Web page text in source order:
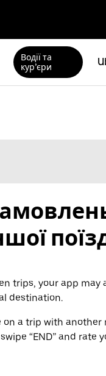
Водії та
кур’єри
trips, your app
destination.
a trip with
“END” and rate